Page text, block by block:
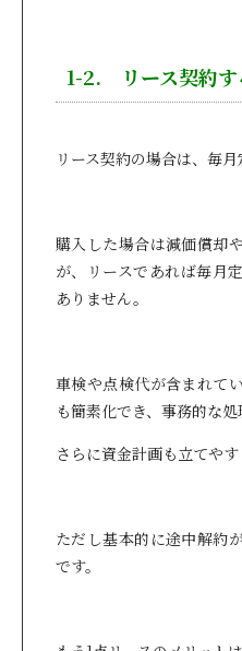
1-2. リース契約す
リース契約の場合は、毎月
購入した場合は減価償却
が、リースであれば毎月
ありません。
車検や点検代が含まれて
も簡素化でき、事務的な
さらに資金計画も立てやす
ただし基本的に途中解約
です。